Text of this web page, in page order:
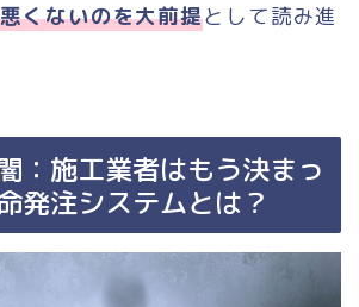
くないのを大前提として読み進
：施工業者はもう決まっ
発注システムとは？